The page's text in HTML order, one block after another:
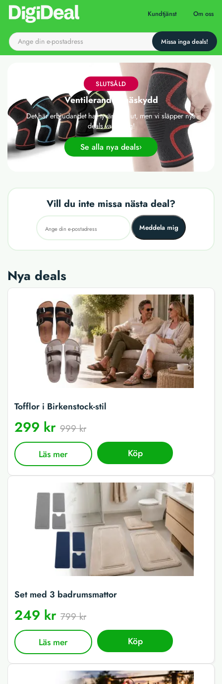
Till startsidan Kundtjänst Om oss
SLUTSÅLD
Ventilerande knäskydd
Det här erbjudandet har tyvärr gått ut, men vi släpper nya
deals varje dag!
Se alla nya deals
Vill du inte missa nästa deal?
Meddela mig
Nya deals
Tofflor i Birkenstock-stil
299 kr 999 kr
Läs mer Köp
Set med 3 badrumsmattor
249 kr 799 kr
Läs mer Köp